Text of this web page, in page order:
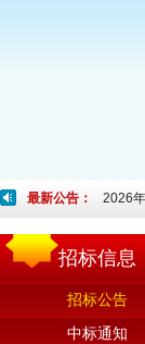
最新公告： 2026
招标信息
招标公告
中标通知